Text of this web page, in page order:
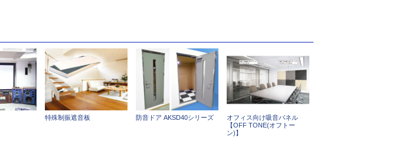
特殊制振遮音板 防音ドア AKSD40シリーズ
オフィス向け吸音パネル
【OFF TONE(オフトー
ン)】